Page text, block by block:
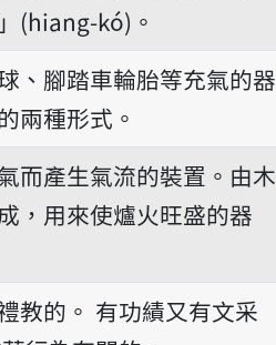
(hiang-kó)。
、腳踏車輪胎等充氣的器
兩種形式。
而產生氣流的裝置。由木
，用來使爐火旺盛的器
教的。 有功績又有文采